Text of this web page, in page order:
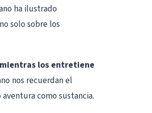
ha ilustrado
solo sobre los
los entretiene
nos recuerdan el
como sustancia.